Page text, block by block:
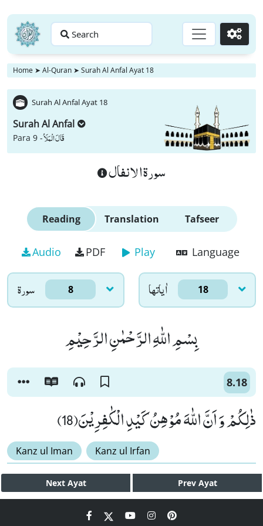
Search Go
Home ➤ Al-Quran ➤ Surah Al Anfal Ayat 18
Surah Al Anfal Ayat 18
Surah Al Anfal
Para 9 -قَالَ الْمَلَاُ
سورة الانفال
Reading Translation Tafseer
Audio PDF Play Language
سورۃ 8 اٰياتها 18
بِسْمِ اللّٰهِ الرَّحْمٰنِ الرَّحِیْمِ
8.18
ذٰلِكُمْ وَ اَنَّ اللّٰهَ مُوْهِنُ كَیْدِ الْكٰفِرِیْنَ(18)
Kanz ul Iman Kanz ul Irfan
Next Ayat Prev Ayat